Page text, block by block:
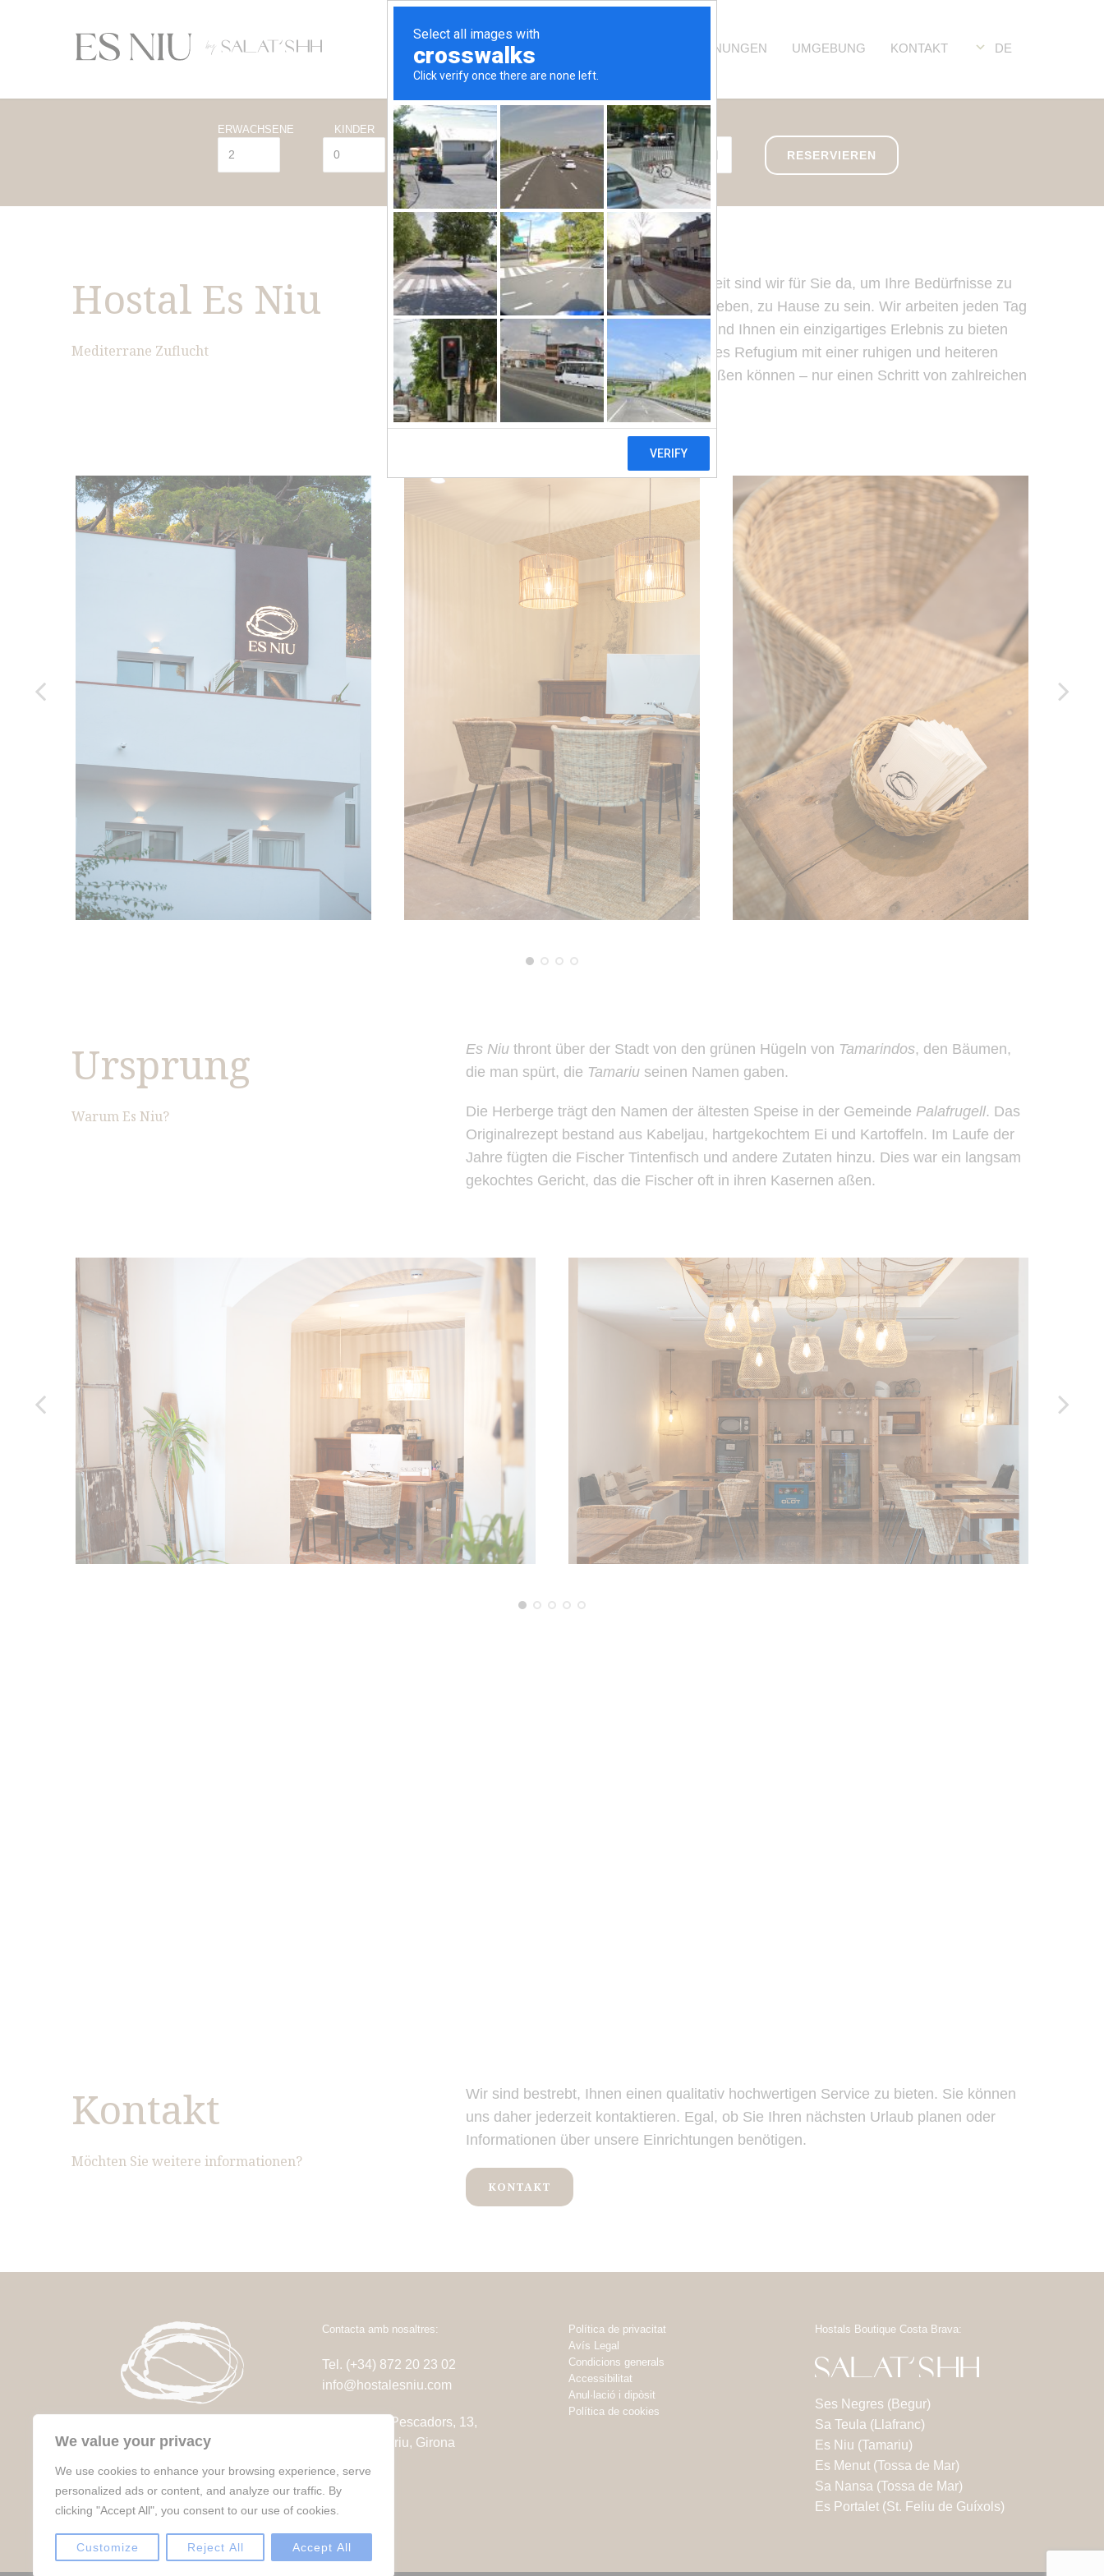
We value your privacy
We use cookies to enhance your browsing experience, serve
personalized ads or content, and analyze our traffic. By
clicking "Accept All", you consent to our use of cookies.
Customize Reject All Accept All
WOHNUNGEN UMGEBUNG KONTAKT DE
ERWACHSENE KINDER CHECK-IN-DATUM CHECK-OUT-DATUM
RESERVIEREN
Hostal Es Niu
Mediterrane Zuflucht
Mit viel Aufmerksamkeit und Herzlichkeit sind wir für Sie da, um Ihre Bedürfnisse zu
befriedigen und Ihnen das Gefühl zu geben, zu Hause zu sein. Wir arbeiten jeden Tag
daran, unsere Ursprünge zu festigen und Ihnen ein einzigartiges Erlebnis zu bieten
und möchten, dass Sie ein mediterranes Refugium mit einer ruhigen und heiteren
Atmosphäre an derCosta Brava genießen können – nur einen Schritt von zahlreichen
Freizeitaktivitäten entfernt.
Ursprung
Warum Es Niu?
Es Niu thront über der Stadt von den grünen Hügeln von Tamarindos, den Bäumen,
die man spürt, die Tamariu seinen Namen gaben.
Die Herberge trägt den Namen der ältesten Speise in der Gemeinde Palafrugell. Das
Originalrezept bestand aus Kabeljau, hartgekochtem Ei und Kartoffeln. Im Laufe der
Jahre fügten die Fischer Tintenfisch und andere Zutaten hinzu. Dies war ein langsam
gekochtes Gericht, das die Fischer oft in ihren Kasernen aßen.
Kontakt
Möchten Sie weitere informationen?
Wir sind bestrebt, Ihnen einen qualitativ hochwertigen Service zu bieten. Sie können
uns daher jederzeit kontaktieren. Egal, ob Sie Ihren nächsten Urlaub planen oder
Informationen über unsere Einrichtungen benötigen.
KONTAKT
Segueix-nos a:
Instagram ·Facebook ·LinkedIn
Contacta amb nosaltres:
Tel. (+34) 872 20 23 02
info@hostalesniu.com
Carrer dels Pescadors, 13,
17212 Tamariu, Girona
Política de privacitat
Avís Legal
Condicions generals
Accessibilitat
Anul·lació i dipòsit
Política de cookies
Hostals Boutique Costa Brava:
Ses Negres (Begur)
Sa Teula (Llafranc)
Es Niu (Tamariu)
Es Menut (Tossa de Mar)
Sa Nansa (Tossa de Mar)
Es Portalet (St. Feliu de Guíxols)